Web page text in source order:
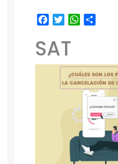
Facebook
TwitterWhatsApp
SAT